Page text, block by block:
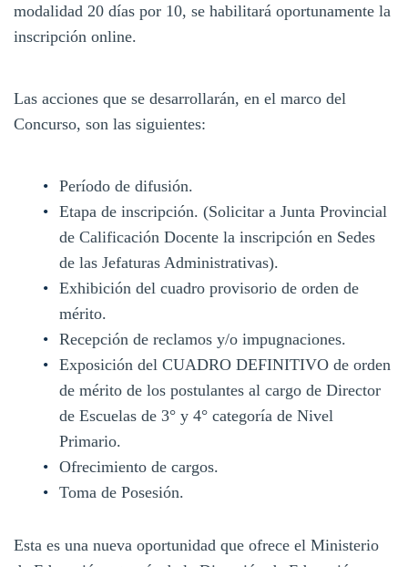
modalidad 20 días por 10, se habilitará oportunamente la
inscripción online.
Las acciones que se desarrollarán, en el marco del
Concurso, son las siguientes:
Período de difusión.
Etapa de inscripción. (Solicitar a Junta Provincial
de Calificación Docente la inscripción en Sedes
de las Jefaturas Administrativas).
Exhibición del cuadro provisorio de orden de
mérito.
Recepción de reclamos y/o impugnaciones.
Exposición del CUADRO DEFINITIVO de orden
de mérito de los postulantes al cargo de Director
de Escuelas de 3° y 4° categoría de Nivel
Primario.
Ofrecimiento de cargos.
Toma de Posesión.
Esta es una nueva oportunidad que ofrece el Ministerio